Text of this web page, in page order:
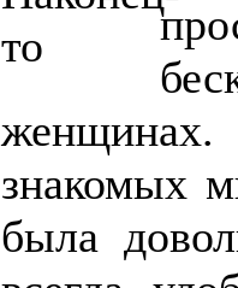
знакомых
была